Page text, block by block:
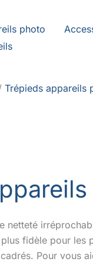
photo
Trépieds appareils
netteté
fidèle pour les
Pour vous